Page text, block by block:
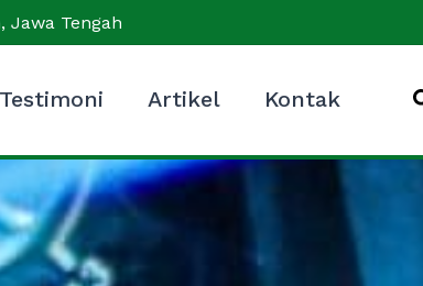
Jawa Tengah
Testimoni Artikel Kontak